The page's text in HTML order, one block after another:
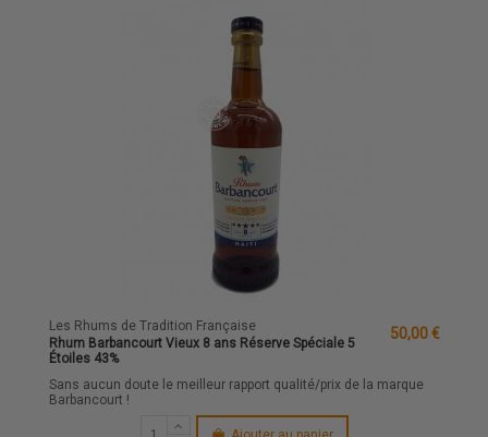
Les Rhums de Tradition Française
Rhum Barbancourt Vieux 8 ans Réserve Spéciale 5
Étoiles 43%
50,00 €
Sans aucun doute le meilleur rapport qualité/prix de la marque
Barbancourt !